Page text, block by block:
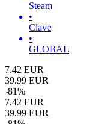
Steam
•
Clave
•
GLOBAL
7.42 EUR
39.99 EUR
-81%
7.42 EUR
39.99 EUR